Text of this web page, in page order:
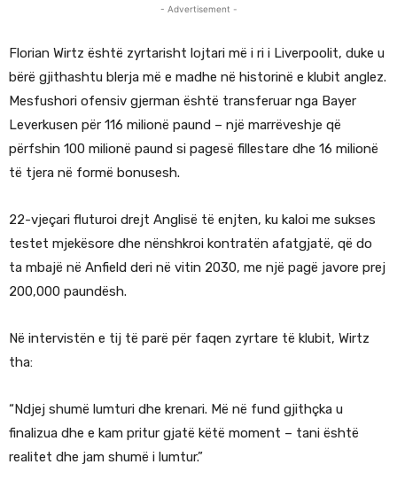
- Advertisement -
Florian Wirtz është zyrtarisht lojtari më i ri i Liverpoolit, duke u
bërë gjithashtu blerja më e madhe në historinë e klubit anglez.
Mesfushori ofensiv gjerman është transferuar nga Bayer
Leverkusen për 116 milionë paund – një marrëveshje që
përfshin 100 milionë paund si pagesë fillestare dhe 16 milionë
të tjera në formë bonusesh.
22-vjeçari fluturoi drejt Anglisë të enjten, ku kaloi me sukses
testet mjekësore dhe nënshkroi kontratën afatgjatë, që do
ta mbajë në Anfield deri në vitin 2030, me një pagë javore prej
200,000 paundësh.
Në intervistën e tij të parë për faqen zyrtare të klubit, Wirtz
tha:
“Ndjej shumë lumturi dhe krenari. Më në fund gjithçka u
finalizua dhe e kam pritur gjatë këtë moment – tani është
realitet dhe jam shumë i lumtur.”